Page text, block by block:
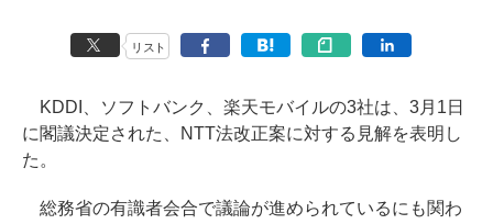
リスト
KDDI、ソフトバンク、楽天モバイルの3社は、3月1日
に閣議決定された、NTT法改正案に対する見解を表明し
た。
総務省の有識者会合で議論が進められているにも関わ